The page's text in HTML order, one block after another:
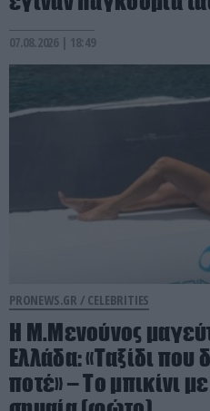
07.08.2026 | 18:49
PRONEWS.GR / CELEBRITIES
Η Μ.Μενούνος
Ελλάδα: «Ταξίδι
ποτέ» – Το μπικίνι